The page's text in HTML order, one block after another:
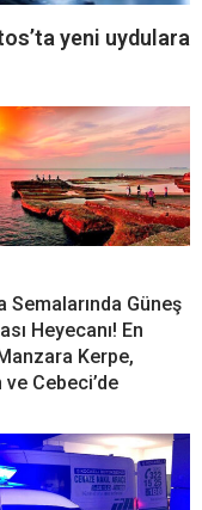
yeni uydulara
Semalarında Güneş
Heyecanı! En
Kerpe,
Cebeci’de